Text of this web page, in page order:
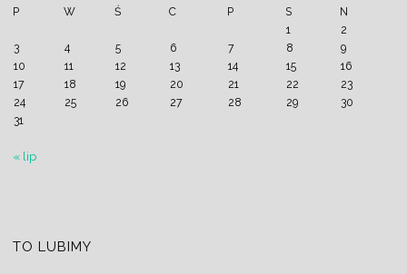
P W Ś C P S
N
1
2
3
4 5 6 7 8
9
10
11 12 13 14 15
16
17
18 19 20 21 22
23
24
25 26 27 28 29
30
31
« lip
TO LUBIMY